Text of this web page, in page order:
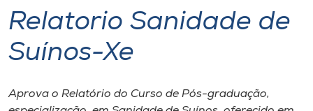
I.nova
Relatorio Sanidade de
Suínos-Xe
Aprova o Relatório do Curso de Pós-graduação,